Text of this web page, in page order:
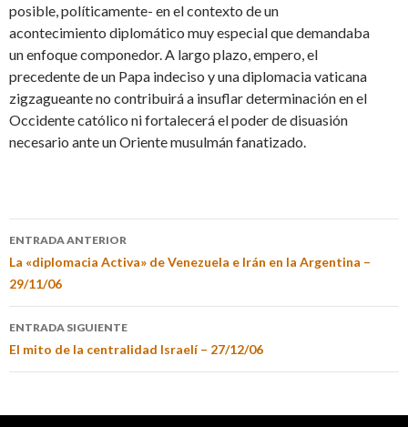
posible, políticamente- en el contexto de un
acontecimiento diplomático muy especial que demandaba
un enfoque componedor. A largo plazo, empero, el
precedente de un Papa indeciso y una diplomacia vaticana
zigzagueante no contribuirá a insuflar determinación en el
Occidente católico ni fortalecerá el poder de disuasión
necesario ante un Oriente musulmán fanatizado.
ENTRADA ANTERIOR
La «diplomacia Activa» de Venezuela e Irán en la Argentina –
29/11/06
ENTRADA SIGUIENTE
El mito de la centralidad Israelí – 27/12/06